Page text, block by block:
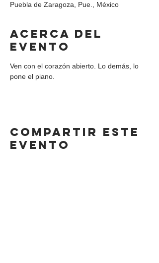
Puebla de Zaragoza, Pue., México
Acerca del
evento
Ven con el corazón abierto. Lo demás, lo
pone el piano.
Compartir este
evento